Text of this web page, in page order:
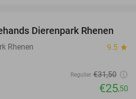
19%
Dierenpark Rhenen
Rhenen 9.5 star
Regulier €31,50
€25,50